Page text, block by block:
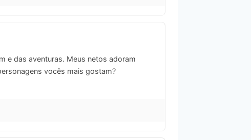
e das aventuras. Meus netos adoram
vocês mais gostam?